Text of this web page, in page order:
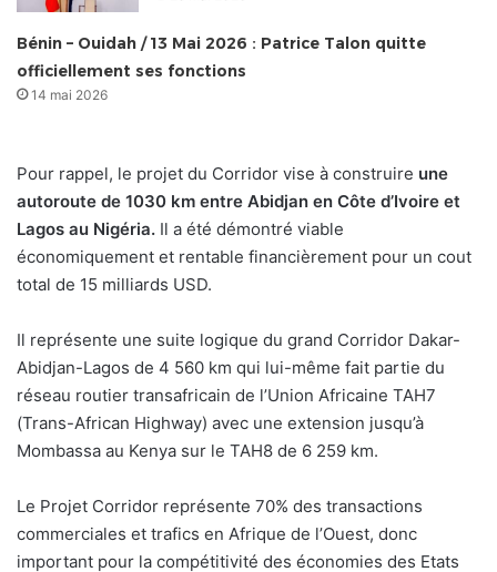
Bénin – Ouidah / 13 Mai 2026 : Patrice Talon quitte
officiellement ses fonctions
14 mai 2026
Pour rappel, le projet du Corridor vise à construire une
autoroute de 1030 km entre Abidjan en Côte d’Ivoire et
Lagos au Nigéria. Il a été démontré viable
économiquement et rentable financièrement pour un cout
total de 15 milliards USD.
Il représente une suite logique du grand Corridor Dakar-
Abidjan-Lagos de 4 560 km qui lui-même fait partie du
réseau routier transafricain de l’Union Africaine TAH7
(Trans-African Highway) avec une extension jusqu’à
Mombassa au Kenya sur le TAH8 de 6 259 km.
Le Projet Corridor représente 70% des transactions
commerciales et trafics en Afrique de l’Ouest, donc
important pour la compétitivité des économies des Etats